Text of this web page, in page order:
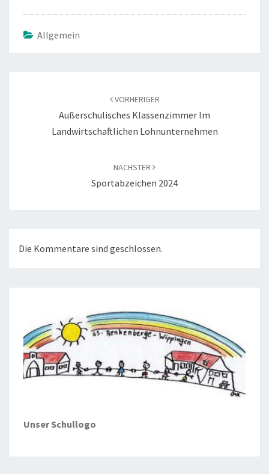
Allgemein
VORHERIGER
Außerschulisches Klassenzimmer Im
Landwirtschaftlichen Lohnunternehmen
NÄCHSTER
Sportabzeichen 2024
Die Kommentare sind geschlossen.
Unser Schullogo